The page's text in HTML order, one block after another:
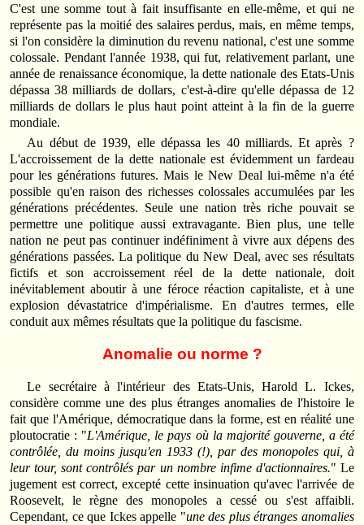
C'est une somme tout à fait insuffisante en elle-même, et qui ne
représente pas la moitié des salaires perdus, mais, en même temps,
si l'on considère la diminution du revenu national, c'est une somme
colossale. Pendant l'année 1938, qui fut, relativement parlant, une
année de renaissance économique, la dette nationale des Etats-Unis
dépassa 38 milliards de dollars, c'est-à-dire qu'elle dépassa de 12
milliards de dollars le plus haut point atteint à la fin de la guerre
mondiale.
Au début de 1939, elle dépassa les 40 milliards. Et après ?
L'accrois­sement de la dette nationale est évidemment un fardeau
pour les générations futures. Mais le New Deal lui-même n'a été
possible qu'en raison des richesses colossales accumulées par les
générations précé­dentes. Seule une nation très riche pouvait se
permettre une politique aussi extravagante. Bien plus, une telle
nation ne peut pas continuer indéfiniment à vivre aux dépens des
générations passées. La politique du New Deal, avec ses résultats
fictifs et son accroissement réel de la dette nationale, doit
inévitablement aboutir à une féroce réaction capi­taliste, et à une
explosion dévastatrice d'impérialisme. En d'autres termes, elle
conduit aux mêmes résultats que la politique du fascisme.
Anomalie ou norme ?
Le secrétaire à l'intérieur des Etats-Unis, Harold L. Ickes,
considère comme une des plus étranges anomalies de l'histoire le
fait que l'Amérique, démocratique dans la forme, est en réalité une
ploutocratie : "L'Amérique, le pays où la majorité gouverne, a été
contrôlée, du moins jusqu'en 1933 (!), par des monopoles qui, à
leur tour, sont contrôlés par un nombre infime d'actionnaires." Le
jugement est correct, excepté cette insinuation qu'avec l'arrivée de
Roosevelt, le règne des monopoles a cessé ou s'est affaibli.
Cependant, ce que Ickes appelle "une des plus étranges anomalies